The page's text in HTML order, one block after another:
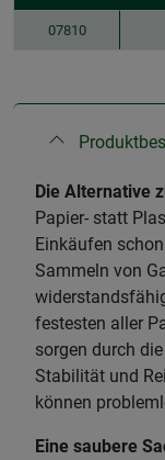
07810
Die Alternative
Papier- statt
Einkäufen
Sammeln von
festesten aller
sorgen durch
Stabilität und
können
Eine saubere